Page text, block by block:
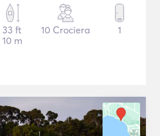
33 ft
10 m
10 Crociera 1